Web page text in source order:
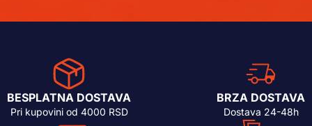
BESPLATNA DOSTAVA
Pri kupovini od 4000 RSD
BRZA DOSTAVA
Dostava 24-48h